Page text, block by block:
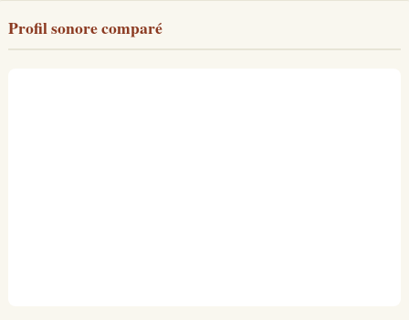
Profil sonore comparé